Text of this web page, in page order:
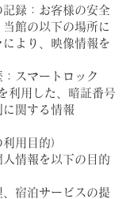
記録：お客様の安全
館の以下の場所に
より、映像情報を
：スマートロック
利用した、暗証番号
関する情報
用目的）
情報を以下の目的
宿泊サービスの提